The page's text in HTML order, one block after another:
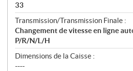
33
Transmission/Transmission Finale :
Changement de vitesse en ligne
P/R/N/L/H
Dimensions de la Caisse :
----